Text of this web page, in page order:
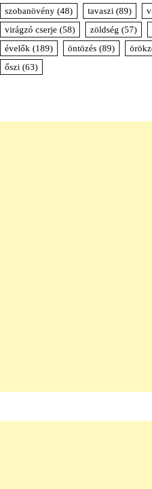
szobanövény (48) tavaszi (89)
virágzó cserje (58) zöldség (57)
évelők (189) öntözés (89)
őszi (63)